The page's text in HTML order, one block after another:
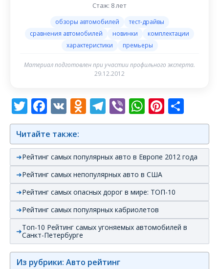
Стаж: 8 лет
обзоры автомобилей
тест-драйвы
сравнения автомобилей
новинки
комплектации
характеристики
премьеры
Материал подготовлен при участии профильного эксперта.
29.12.2012
Twitter
Facebook
VK Odnoklassniki
Telegram
Viber
Читайте также:
Рейтинг самых популярных авто в Европе 2012 года
Рейтинг самых непопулярных авто в США
Рейтинг самых опасных дорог в мире: ТОП-10
Рейтинг самых популярных кабриолетов
Топ-10 Рейтинг самых угоняемых автомобилей в
Санкт-Петербурге
Из рубрики: Авто рейтинг